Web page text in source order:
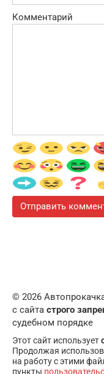
Комментарий
© 2026
с сайта строго
судебном порядке
Этот сайт использует
Продолжая
на работу с этими
пункты